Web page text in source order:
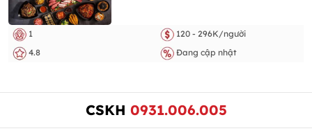
1
120 - 296K/người
4.8
Đang cập nhật
CSKH 0931.006.005